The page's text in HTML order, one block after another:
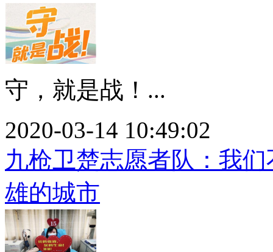
守，就是战！...
2020-03-14 10:49:02
九枪卫楚志愿者队：我
雄的城市